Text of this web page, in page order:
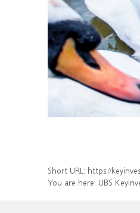
Short URL: https://
You are here: UBS